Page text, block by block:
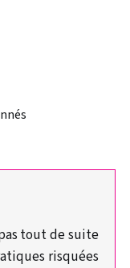
tout de suite
risquées